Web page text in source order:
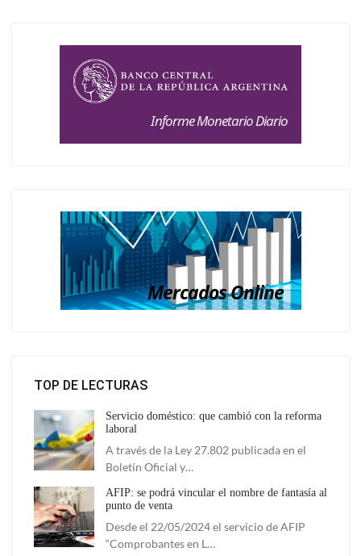
TOP DE LECTURAS
Servicio doméstico: que cambió con la reforma
laboral
A través de la Ley 27.802 publicada en el
Boletín Oficial y…
AFIP: se podrá vincular el nombre de fantasía al
punto de venta
Desde el 22/05/2024 el servicio de AFIP
“Comprobantes en L…